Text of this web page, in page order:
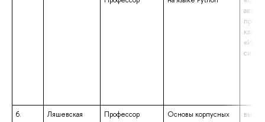
6.
Ляшевская
Профессор
Основы корпусных